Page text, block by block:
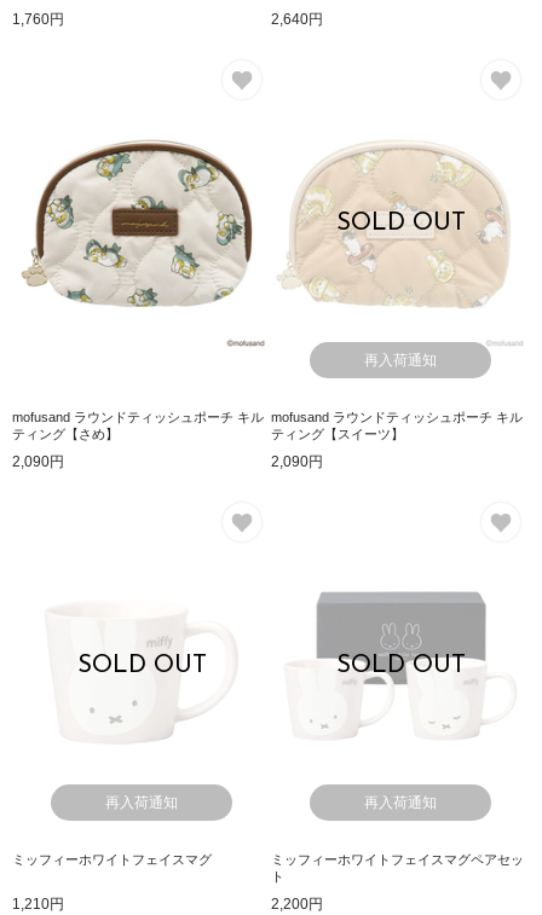
1,760円 2,640円
mofusand ラウンドティッシュポーチ キル
ティング【さめ】
2,090円
SOLD OUT
再入荷通知
mofusand ラウンドティッシュポーチ キル
ティング【スイーツ】
2,090円
SOLD OUT
再入荷通知
ミッフィーホワイトフェイスマグ
1,210円
SOLD OUT
再入荷通知
ミッフィーホワイトフェイスマグペアセッ
ト
2,200円